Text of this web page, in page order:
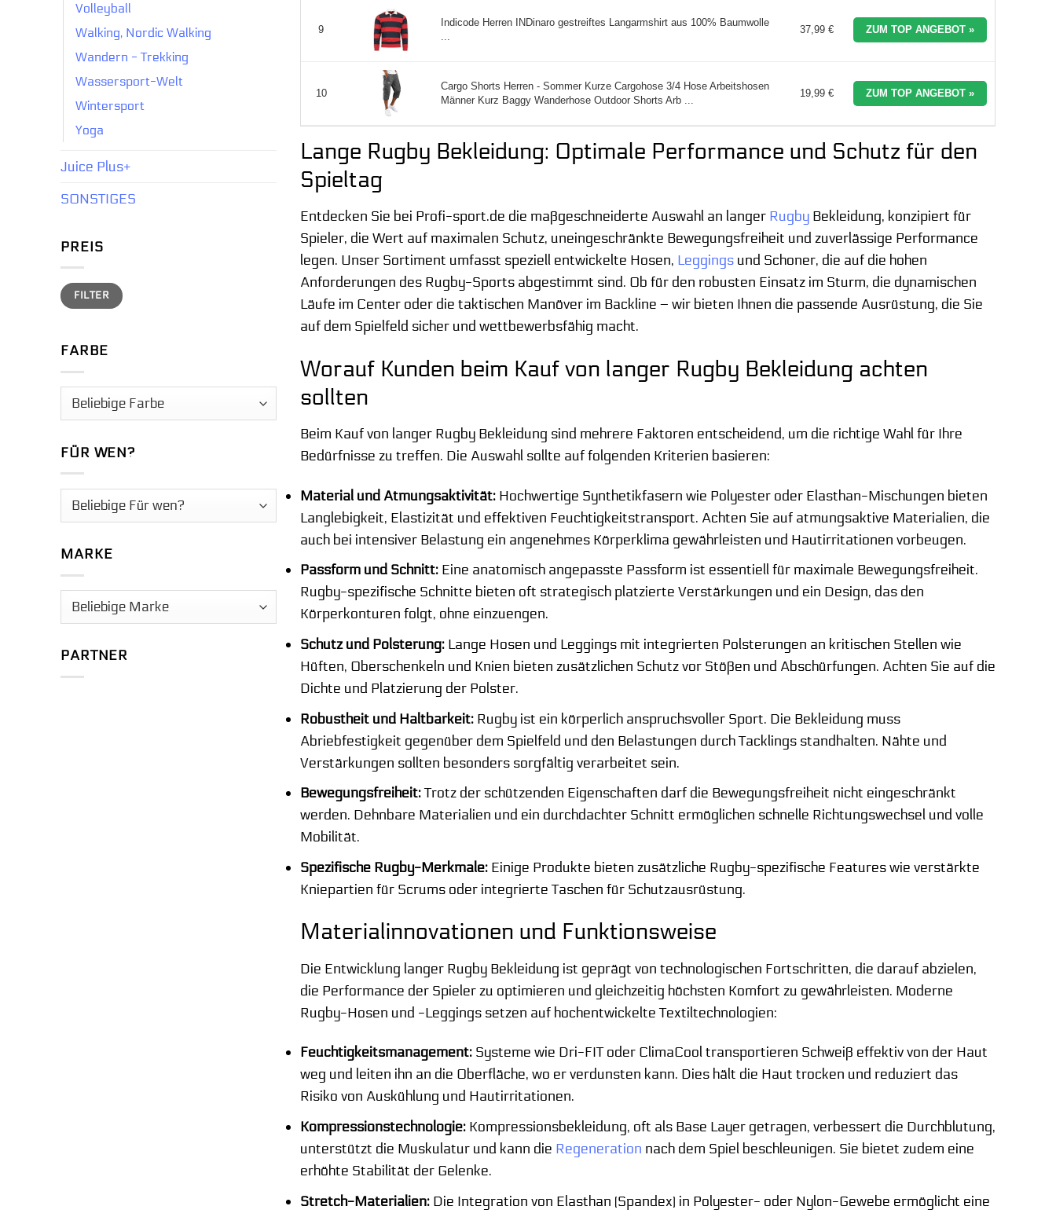
Volleyball
Walking, Nordic Walking
Wandern - Trekking
Wassersport-Welt
Wintersport
Yoga
Juice Plus+
SONSTIGES
PREIS
Min.
Preis
Max.
PreisFILTER
FARBE
FÜR WEN?
MARKE
PARTNER
9
Indicode Herren INDinaro gestreiftes Langarmshirt aus 100% Baumwolle
37,99 € ZUM TOP ANGEBOT »
10
Cargo Shorts Herren - Sommer Kurze Cargohose 3/4 Hose Arbeitshosen
Männer Kurz Baggy Wanderhose Outdoor Shorts Arb ...
19,99 € ZUM TOP ANGEBOT »
Lange Rugby Bekleidung: Optimale Performance und Schutz für den
Spieltag
Entdecken Sie bei Profi-sport.de die maßgeschneiderte Auswahl an langer Rugby Bekleidung, konzipiert für
Spieler, die Wert auf maximalen Schutz, uneingeschränkte Bewegungsfreiheit und zuverlässige Performance
legen. Unser Sortiment umfasst speziell entwickelte Hosen, Leggings und Schoner, die auf die hohen
Anforderungen des Rugby-Sports abgestimmt sind. Ob für den robusten Einsatz im Sturm, die dynamischen
Läufe im Center oder die taktischen Manöver im Backline – wir bieten Ihnen die passende Ausrüstung, die Sie
auf dem Spielfeld sicher und wettbewerbsfähig macht.
Worauf Kunden beim Kauf von langer Rugby Bekleidung achten
sollten
Beim Kauf von langer Rugby Bekleidung sind mehrere Faktoren entscheidend, um die richtige Wahl für Ihre
Bedürfnisse zu treffen. Die Auswahl sollte auf folgenden Kriterien basieren:
Material und Atmungsaktivität: Hochwertige Synthetikfasern wie Polyester oder Elasthan-Mischungen bieten
Langlebigkeit, Elastizität und effektiven Feuchtigkeitstransport. Achten Sie auf atmungsaktive Materialien, die
auch bei intensiver Belastung ein angenehmes Körperklima gewährleisten und Hautirritationen vorbeugen.
Passform und Schnitt: Eine anatomisch angepasste Passform ist essentiell für maximale Bewegungsfreiheit.
Rugby-spezifische Schnitte bieten oft strategisch platzierte Verstärkungen und ein Design, das den
Körperkonturen folgt, ohne einzuengen.
Schutz und Polsterung: Lange Hosen und Leggings mit integrierten Polsterungen an kritischen Stellen wie
Hüften, Oberschenkeln und Knien bieten zusätzlichen Schutz vor Stößen und Abschürfungen. Achten Sie auf die
Dichte und Platzierung der Polster.
Robustheit und Haltbarkeit: Rugby ist ein körperlich anspruchsvoller Sport. Die Bekleidung muss
Abriebfestigkeit gegenüber dem Spielfeld und den Belastungen durch Tacklings standhalten. Nähte und
Verstärkungen sollten besonders sorgfältig verarbeitet sein.
Bewegungsfreiheit:Trotz der schützenden Eigenschaften darf die Bewegungsfreiheit nicht eingeschränkt
werden. Dehnbare Materialien und ein durchdachter Schnitt ermöglichen schnelle Richtungswechsel und volle
Mobilität.
Spezifische Rugby-Merkmale: Einige Produkte bieten zusätzliche Rugby-spezifische Features wie verstärkte
Kniepartien für Scrums oder integrierte Taschen für Schutzausrüstung.
Materialinnovationen und Funktionsweise
Die Entwicklung langer Rugby Bekleidung ist geprägt von technologischen Fortschritten, die darauf abzielen,
die Performance der Spieler zu optimieren und gleichzeitig höchsten Komfort zu gewährleisten. Moderne
Rugby-Hosen und -Leggings setzen auf hochentwickelte Textiltechnologien:
Feuchtigkeitsmanagement: Systeme wie Dri-FIT oder ClimaCool transportieren Schweiß effektiv von der Haut
weg und leiten ihn an die Oberfläche, wo er verdunsten kann. Dies hält die Haut trocken und reduziert das
Risiko von Auskühlung und Hautirritationen.
Kompressionstechnologie: Kompressionsbekleidung, oft als Base Layer getragen, verbessert die Durchblutung,
unterstützt die Muskulatur und kann die Regeneration nach dem Spiel beschleunigen. Sie bietet zudem eine
erhöhte Stabilität der Gelenke.
Stretch-Materialien: Die Integration von Elasthan (Spandex) in Polyester- oder Nylon-Gewebe ermöglicht eine